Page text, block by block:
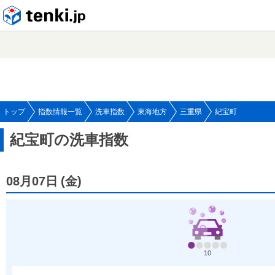
トップ 指数情報一覧 洗車指数 東海地方 三重県 紀宝町
紀宝町の洗車指数
08月07日 (金)
10